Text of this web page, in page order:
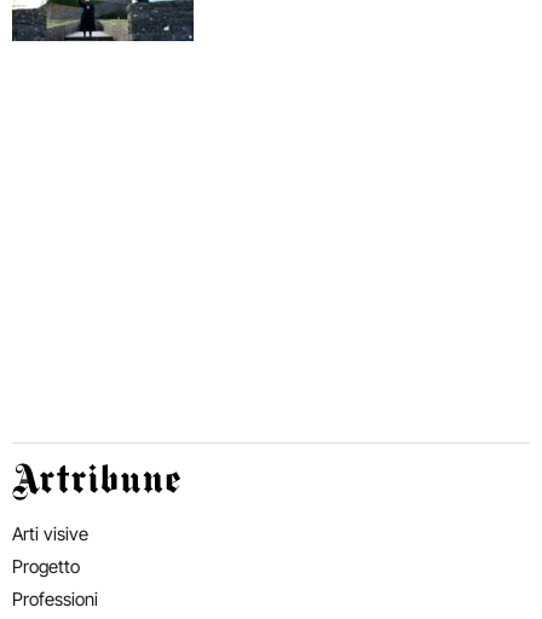
Artribune
Arti visive
Progetto
Professioni